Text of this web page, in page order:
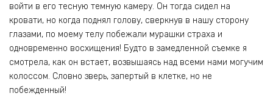
войти в его тесную темную камеру. Он тогда сидел на
кровати, но когда поднял голову, сверкнув в нашу сторону
глазами, по моему телу побежали мурашки страха и
одновременно восхищения! Будто в замедленной съемке я
смотрела, как он встает, возвышаясь над всеми нами могучим
колоссом. Словно зверь, запертый в клетке, но не
побежденный!